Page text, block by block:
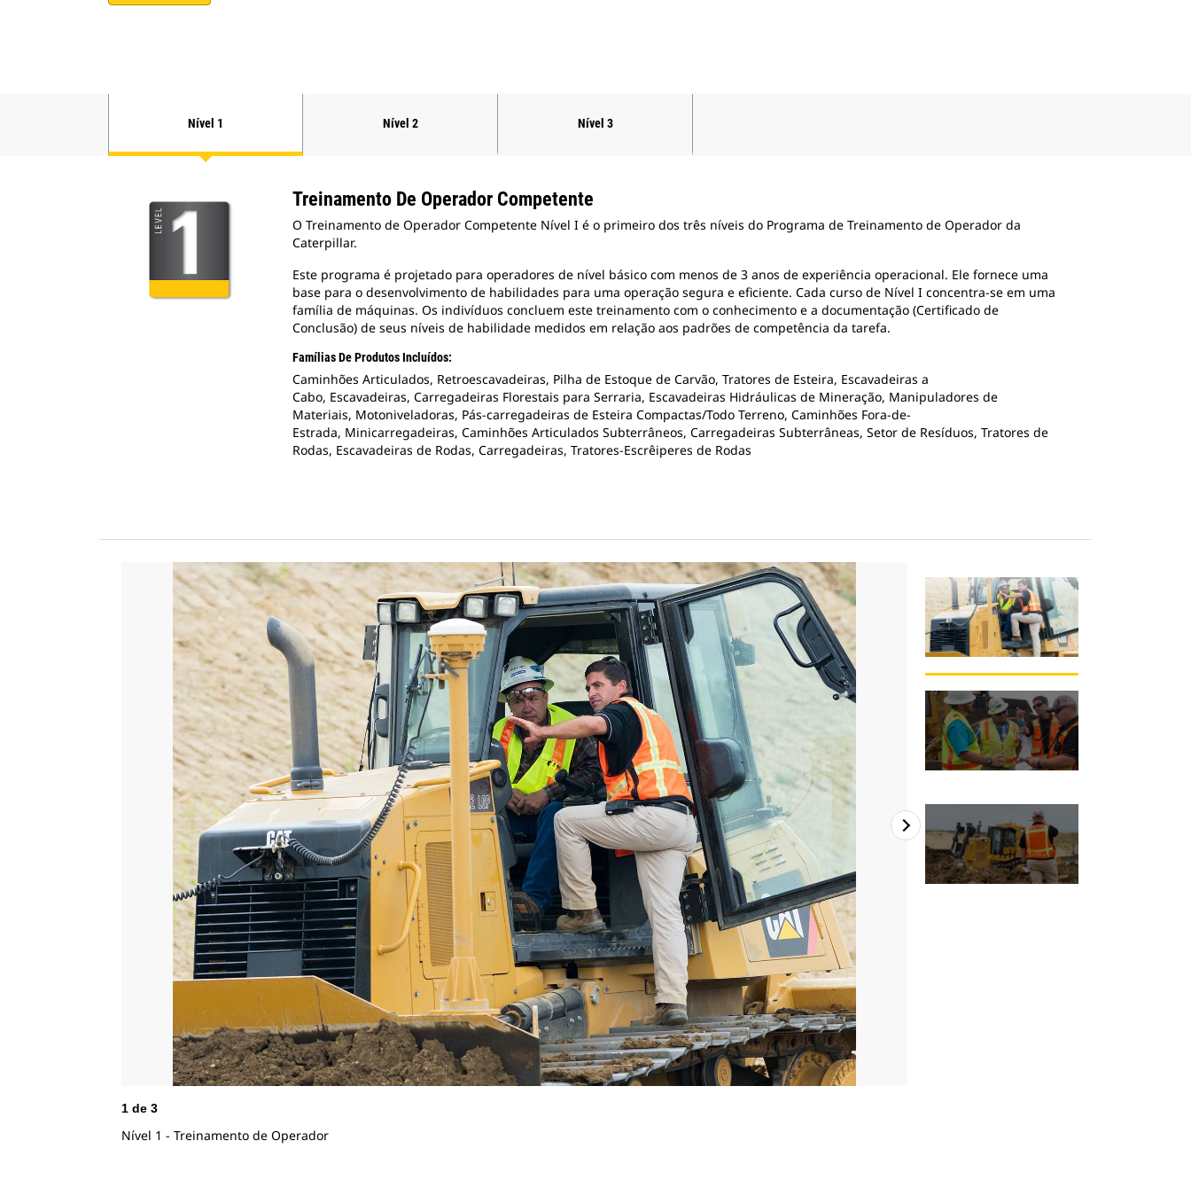
Nível 1 Nível 2 Nível 3
Treinamento De Operador Competente
O Treinamento de Operador Competente Nível I é o primeiro dos três níveis do Programa de Treinamento de Operador da
Caterpillar.
Este programa é projetado para operadores de nível básico com menos de 3 anos de experiência operacional. Ele fornece uma
base para o desenvolvimento de habilidades para uma operação segura e eficiente. Cada curso de Nível I concentra-se em uma
família de máquinas. Os indivíduos concluem este treinamento com o conhecimento e a documentação (Certificado de
Conclusão) de seus níveis de habilidade medidos em relação aos padrões de competência da tarefa.
Famílias De Produtos Incluídos:
Caminhões Articulados, Retroescavadeiras, Pilha de Estoque de Carvão, Tratores de Esteira, Escavadeiras a
Cabo, Escavadeiras, Carregadeiras Florestais para Serraria, Escavadeiras Hidráulicas de Mineração, Manipuladores de
Materiais, Motoniveladoras, Pás-carregadeiras de Esteira Compactas/Todo Terreno, Caminhões Fora-de-
Estrada, Minicarregadeiras, Caminhões Articulados Subterrâneos, Carregadeiras Subterrâneas, Setor de Resíduos, Tratores de
Rodas, Escavadeiras de Rodas, Carregadeiras, Tratores-Escrêiperes de Rodas
1 de 3
Nível 1 - Treinamento de Operador